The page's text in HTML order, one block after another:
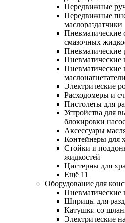
Передвижные
Передвижные
маслораздатчики
Пневматические
смазочных
Пневматические
Пневматические
Пневматические
маслонагнетатели
Электрические
Расходомеры и
Пистолеты для
Устройства для
блокировки
Аксессуары
Контейнеры для
Стойки и
жидкостей
Цистерны для
Ещё 11
Оборудование для
Пневматические
Шприцы для
Катушки со
Электрические